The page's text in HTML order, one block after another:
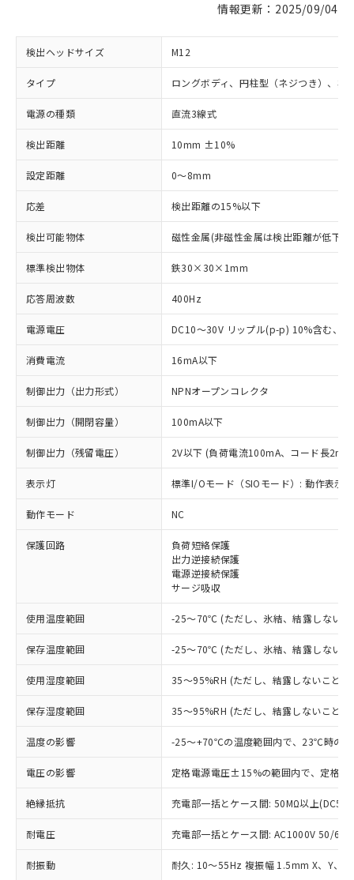
情報更新：2025/09/04
検出ヘッドサイズ M12
タイプ ロングボディ、円柱型（ネジつき）、非
電源の種類 直流3線式
検出距離 10mm ±10%
設定距離 0～8mm
応差 検出距離の15%以下
検出可能物体 磁性金属(非磁性金属は検出距離が低下し
標準検出物体 鉄30×30×1mm
応答周波数 400Hz
電源電圧 DC10～30V リップル(p-p) 10%含む、
消費電流 16mA以下
制御出力（出力形式） NPNオープンコレクタ
制御出力（開閉容量） 100mA以下
制御出力（残留電圧） 2V以下 (負荷電流100mA、コード長2m
表示灯 標準I/Oモード（SIOモード）: 動作表示
動作モード NC
保護回路
負荷短絡保護
出力逆接続保護
電源逆接続保護
サージ吸収
使用温度範囲 -25～70℃ (ただし、氷結、結露しないこ
保存温度範囲 -25～70℃ (ただし、氷結、結露しないこ
使用湿度範囲 35～95%RH (ただし、結露しないこと)
保存湿度範囲 35～95%RH (ただし、結露しないこと)
温度の影響 -25～+70℃の温度範囲内で、23℃時の
電圧の影響 定格電源電圧±15%の範囲内で、定格
絶縁抵抗 充電部一括とケース間: 50MΩ以上
耐電圧 充電部一括とケース間: AC1000V 50/
耐振動 耐久: 10～55Hz 複振幅 1.5mm X、Y、Z
ご利用条件
以下の条件をお読みいただき、同意のうえ
本サービスは、当社制御機器事業取扱
商品の当社在庫状況および標準価格
(税抜)を提供させていただくもので
当社制御機器事業取扱商品の中には、
本サービスの対象外となる商品もある
ことをご了承ください。
在庫状況および標準価格照会結果は、
記載している更新日時点での社内デー
※1 対応状況
対応済み：EU RoHS指令（10物質）の
非含有に対応した製品が提供可能な商品で
対応予定：EU RoHS指令（10物質）の非含
商品です。
対応予定なし：EU RoHS指令（10物質）の
非含有に非対応の商品で、対応品を出す予
定はありません。
調査・確認中：EU RoHS指令（10物質）の
非含有の対応状況を調査中または確認中の
非該当品：ライセンス料など無形物で、有
害物質有無と関係のない商品です。
仕入先様の事情により、非含有部品として
いたものが、含有品と判明した場合などや
むを得ず変更することがあります。
*EU RoHS指令（10物質）：
※1 中国RoHS○×表
「○」：最大均質材料含有率が中国RoHSの
基準値以下であることを示します。
「×」：最大均質材料含有率が中国RoHSの
基準値を超えていることを示します。
「－」：未確認です。当社販売部門へお問
い合わせください。
当社は、これら貴社製品のうち、外国
為替および外国貿易法に定める商品
（以下｢規制貨物等」という）を輸出